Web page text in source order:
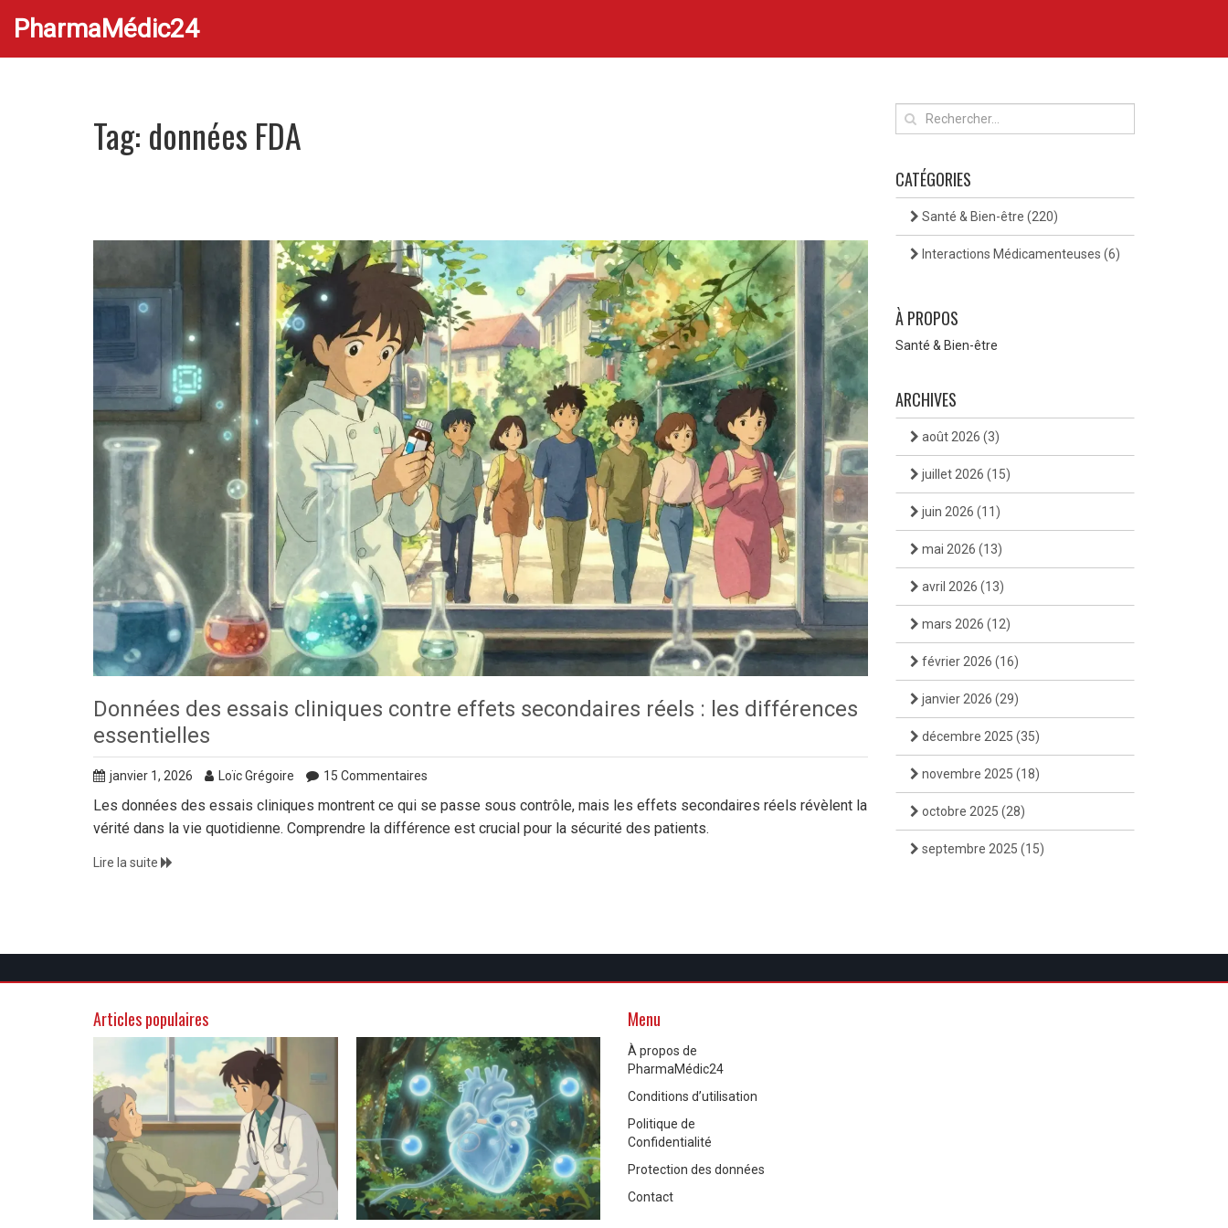
PharmaMédic24
Tag: données FDA
Données des essais cliniques contre effets secondaires réels : les différences
essentielles
janvier 1, 2026 Loïc Grégoire 15 Commentaires
Les données des essais cliniques montrent ce qui se passe sous contrôle, mais les effets secondaires réels révèlent la
vérité dans la vie quotidienne. Comprendre la différence est crucial pour la sécurité des patients.
Lire la suite
CATÉGORIES
Santé & Bien-être (220)
Interactions Médicamenteuses (6)
À PROPOS
Santé & Bien-être
ARCHIVES
août 2026 (3)
juillet 2026 (15)
juin 2026 (11)
mai 2026 (13)
avril 2026 (13)
mars 2026 (12)
février 2026 (16)
janvier 2026 (29)
décembre 2025 (35)
novembre 2025 (18)
octobre 2025 (28)
septembre 2025 (15)
Articles populaires Menu
À propos de
PharmaMédic24
Conditions d’utilisation
Politique de
Confidentialité
Protection des données
Contact